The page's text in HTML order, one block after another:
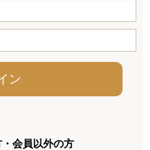
会員以外の方